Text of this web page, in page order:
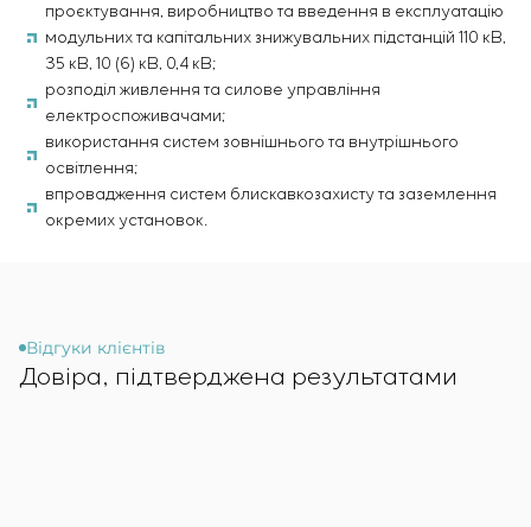
проєктування, виробництво та введення в експлуатацію
модульних та капітальних знижувальних підстанцій 110 кВ,
35 кВ, 10 (6) кВ, 0,4 кВ;
розподіл живлення та силове управління
електроспоживачами;
використання систем зовнішнього та внутрішнього
освітлення;
впровадження систем блискавкозахисту та заземлення
окремих установок.
Відгуки клієнтів
Довіра, підтверджена результатами